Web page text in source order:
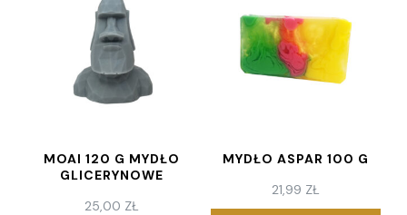
MOAI 120 G MYDŁO
GLICERYNOWE
25,00 ZŁ
MYDŁO ASPAR 100 G
21,99 ZŁ